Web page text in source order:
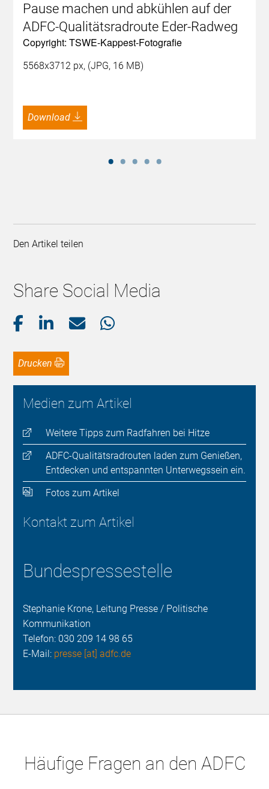
Pause machen und abkühlen auf der
ADFC-Qualitätsradroute Eder-Radweg
Copyright: TSWE-Kappest-Fotografie
5568x3712 px, (JPG, 16 MB)
Download
Den Artikel teilen
Share Social Media
Drucken
Medien zum Artikel
Weitere Tipps zum Radfahren bei Hitze
ADFC-Qualitätsradrouten laden zum Genießen,
Entdecken und entspannten Unterwegssein ein.
Fotos zum Artikel
Kontakt zum Artikel
Bundespressestelle
Stephanie Krone, Leitung Presse / Politische
Kommunikation
Telefon: 030 209 14 98 65
E-Mail: presse [at] adfc.de
Häufige Fragen an den ADFC